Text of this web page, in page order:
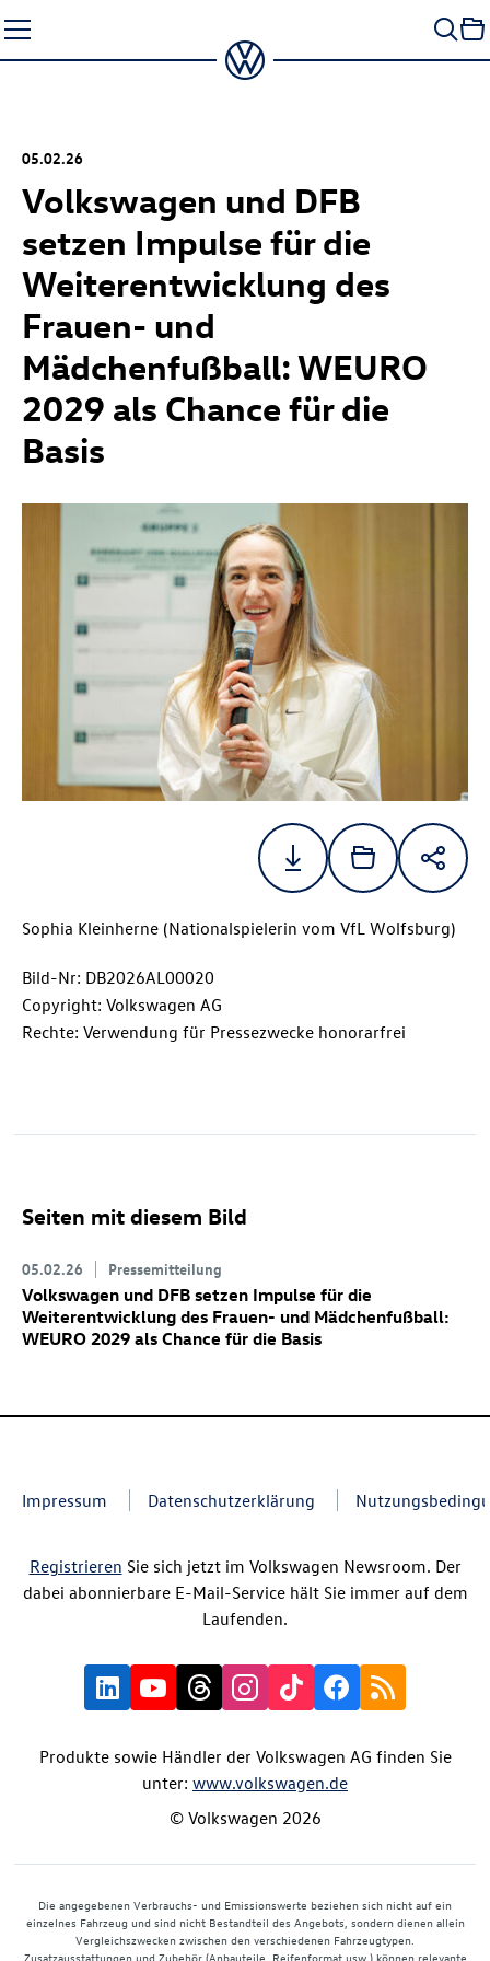
Seiteninhalt
springen
05.02.26
Volkswagen und DFB
setzen Impulse für die
Weiterentwicklung des
Frauen- und
Mädchenfußball: WEURO
2029 als Chance für die
Basis
Sophia Kleinherne (Nationalspielerin vom VfL Wolfsburg)
Bild-Nr: DB2026AL00020
Copyright: Volkswagen AG
Rechte: Verwendung für Pressezwecke honorarfrei
Seiten mit diesem Bild
05.02.26 Pressemitteilung
Volkswagen und DFB setzen Impulse für die
Weiterentwicklung des Frauen- und Mädchenfußball:
WEURO 2029 als Chance für die Basis
Impressum Datenschutzerklärung
Registrieren Sie sich jetzt im Volkswagen Newsroom. Der
dabei abonnierbare E-Mail-Service hält Sie immer auf dem
Laufenden.
Produkte sowie Händler der Volkswagen AG finden Sie
unter: www.volkswagen.de
© Volkswagen 2026
Die angegebenen Verbrauchs- und Emissionswerte beziehen sich nicht auf ein
einzelnes Fahrzeug und sind nicht Bestandteil des Angebots, sondern dienen allein
Vergleichszwecken zwischen den verschiedenen Fahrzeugtypen.
Zusatzausstattungen und Zubehör (Anbauteile, Reifenformat usw.) können relevante